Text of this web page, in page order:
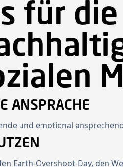
für
ANSPRACHE
und emotional
Earth-Overshoot-Day, den